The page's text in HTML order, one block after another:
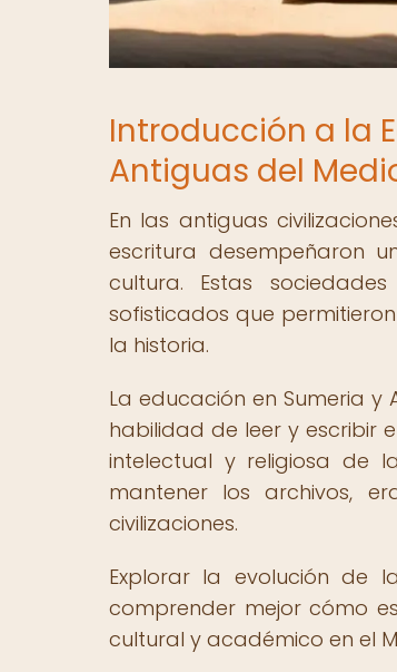
Introducción a la
Antiguas del
En las antiguas
escritura desempeñaron
cultura. Estas
sofisticados que
la historia.
La educación en Sumeria
habilidad de leer y escribir
intelectual y religiosa de
mantener los archivos,
civilizaciones.
Explorar la evolución de
comprender mejor cómo
cultural y académico en el